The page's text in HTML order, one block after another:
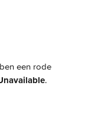
een rode
.